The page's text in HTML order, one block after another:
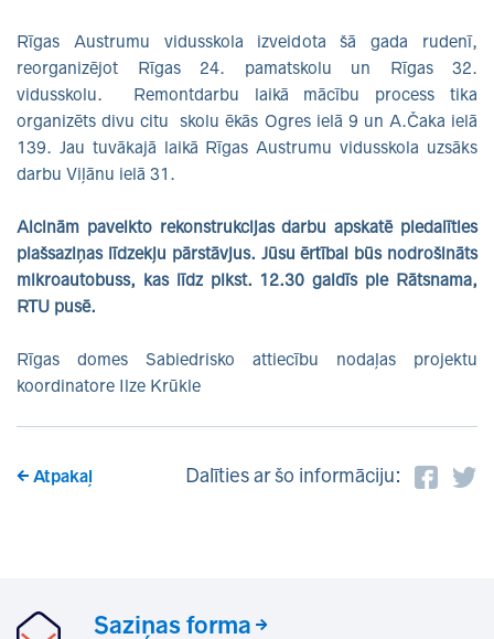
Rīgas Austrumu vidusskola izveidota šā gada rudenī,
reorganizējot Rīgas 24. pamatskolu un Rīgas 32.
vidusskolu. Remontdarbu laikā mācību process tika
organizēts divu citu skolu ēkās Ogres ielā 9 un A.Čaka ielā
139. Jau tuvākajā laikā Rīgas Austrumu vidusskola uzsāks
darbu Viļānu ielā 31.
Aicinām paveikto rekonstrukcijas darbu apskatē piedalīties
plašsaziņas līdzekļu pārstāvjus. Jūsu ērtībai būs nodrošināts
mikroautobuss, kas līdz plkst. 12.30 gaidīs pie Rātsnama,
RTU pusē.
Rīgas domes Sabiedrisko attiecību nodaļas projektu
koordinatore Ilze Krūkle
Atpakaļ Dalīties ar šo informāciju:
Saziņas forma